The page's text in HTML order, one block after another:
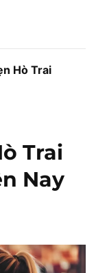
Hò Trai
Trai
Nay